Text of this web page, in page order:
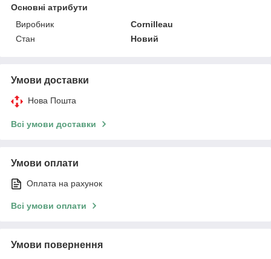
Основні атрибути
Виробник
Cornilleau
Стан
Новий
Умови доставки
Нова Пошта
Всі умови доставки
Умови оплати
Оплата на рахунок
Всі умови оплати
Умови повернення